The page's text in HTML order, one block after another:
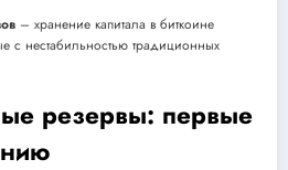
– хранение капитала в биткоине
с нестабильностью традиционных
резервы: первые